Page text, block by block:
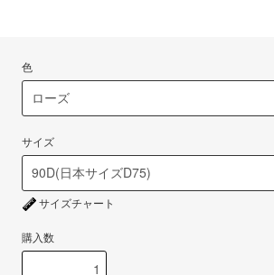
色
サイズ
サイズチャート
購入数